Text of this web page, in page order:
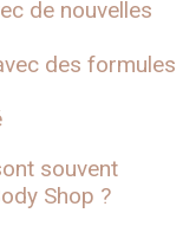
de nouvelles
des formules
souvent
Shop ?